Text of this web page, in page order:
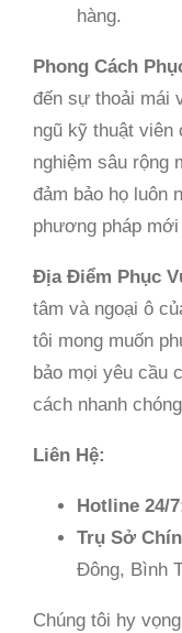
hàng.
Phong Cách
đến sự thoải mái
ngũ kỹ thuật viên
nghiệm sâu rộng
đảm bảo họ luôn
phương pháp
Địa Điểm Phục
tâm và ngoại ô
tôi mong muốn
bảo mọi yêu cầu
cách nhanh
Liên Hệ:
Hotline 24/
Trụ Sở
Đông, Bình
Chúng tôi hy